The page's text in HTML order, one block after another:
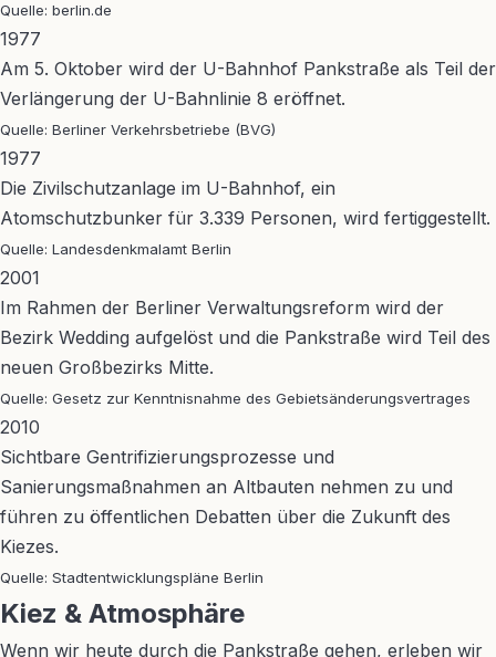
Quelle: berlin.de
1977
Am 5. Oktober wird der U-Bahnhof Pankstraße als Teil der
Verlängerung der U-Bahnlinie 8 eröffnet.
Quelle: Berliner Verkehrsbetriebe (BVG)
1977
Die Zivilschutzanlage im U-Bahnhof, ein
Atomschutzbunker für 3.339 Personen, wird fertiggestellt.
Quelle: Landesdenkmalamt Berlin
2001
Im Rahmen der Berliner Verwaltungsreform wird der
Bezirk Wedding aufgelöst und die Pankstraße wird Teil des
neuen Großbezirks Mitte.
Quelle: Gesetz zur Kenntnisnahme des Gebietsänderungsvertrages
2010
Sichtbare Gentrifizierungsprozesse und
Sanierungsmaßnahmen an Altbauten nehmen zu und
führen zu öffentlichen Debatten über die Zukunft des
Kiezes.
Quelle: Stadtentwicklungspläne Berlin
Kiez & Atmosphäre
Wenn wir heute durch die Pankstraße gehen, erleben wir